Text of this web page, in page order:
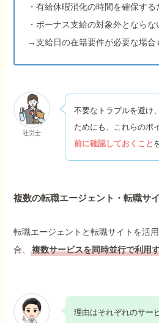
・有給休暇消化の時間を確保する
・ボーナス支給の対象外となら
→支給日の在籍要件が必要な場合
社労士
不要なトラブルを避け
ためにも、これらのポ
前に確認しておくこと
複数の転職エージェント・転職サ
転職エージェントと転職サイトを活
合、複数サービスを同時並行で利用
理由はそれぞれのサー